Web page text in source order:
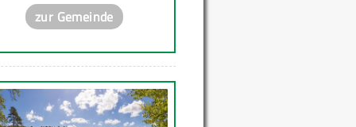
zur Gemeinde